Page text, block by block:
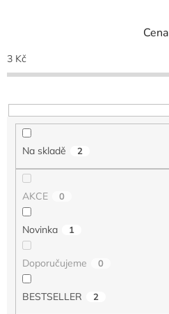
p
r
o
u
Cena
3 Kč
Na skladě 2
AKCE 0
Novinka 1
Doporučujeme 0
BESTSELLER 2